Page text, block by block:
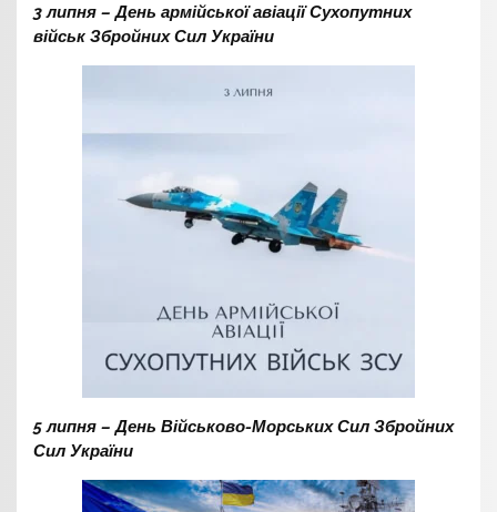
3 липня – День армійської авіації Сухопутних
військ Збройних Сил України
5 липня – День Військово-Морських Сил Збройних
Сил України